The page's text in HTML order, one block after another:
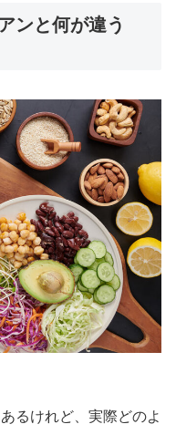
ンと何が違う
るけれど、実際どのよ